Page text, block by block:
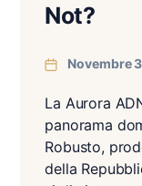
Not?
Novembre
La Aurora
panorama
Robusto,
della